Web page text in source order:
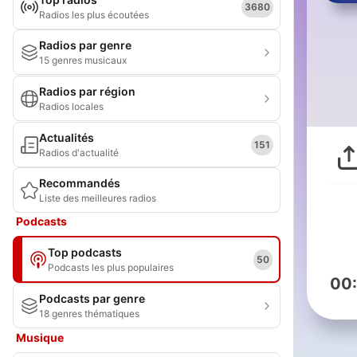
Radios les plus écoutées
3680
Radios par genre
15 genres musicaux
Radios par région
Radios locales
Actualités
Radios d'actualité
151
Recommandés
Liste des meilleures radios
Podcasts
Top podcasts
Podcasts les plus populaires
50
Podcasts par genre
18 genres thématiques
Musique